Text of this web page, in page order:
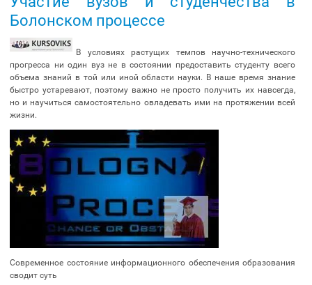
Болонском процессе
В условиях растущих темпов научно-технического
прогресса ни один вуз не в состоянии предоставить студенту всего
объема знаний в той или иной области науки. В наше время знание
быстро устаревают, поэтому важно не просто получить их навсегда,
но и научиться самостоятельно овладевать ими на протяжении всей
жизни.
Современное состояние информационного обеспечения образования
сводит суть